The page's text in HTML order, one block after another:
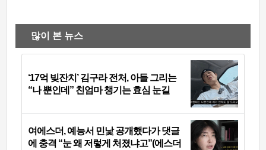
많이 본 뉴스
‘17억 빚잔치’ 김구라 전처, 아들 그리는
“나 뿐인데” 친엄마 챙기는 효심 눈길
여에스더, 예능서 민낯 공개했다가 댓글
에 충격 “눈 왜 저렇게 처졌냐고”(에스더